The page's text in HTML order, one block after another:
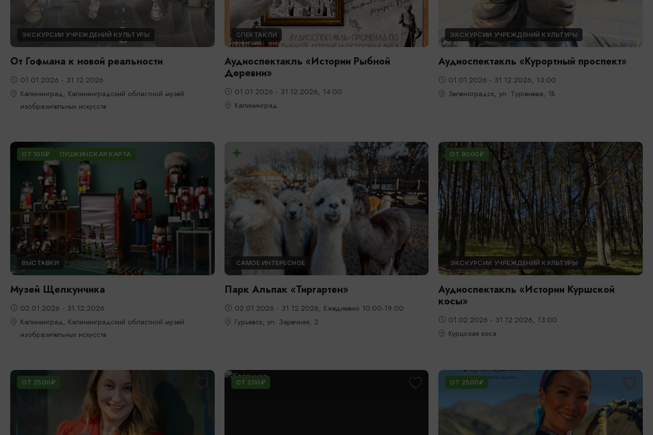
ЭКСКУРСИИ УЧРЕЖДЕНИЙ КУЛЬТУРЫ
От Гофмана к новой реальности
01.01.2026 - 31.12.2026
Калининград, Калининградский областной музей
изобразительных искусств
СПЕКТАКЛИ
Аудиоспектакль «Истории Рыбной
Деревни»
01.01.2026 - 31.12.2026, 14:00
Калининград
ЭКСКУРСИИ УЧРЕЖДЕНИЙ КУЛЬТУРЫ
Аудиоспектакль «Курортный проспект»
01.01.2026 - 31.12.2026, 13:00
Зеленоградск, ул. Тургенева, 1Б
ОТ 100₽ ПУШКИНСКАЯ КАРТА
ВЫСТАВКИ
Музей Щелкунчика
02.01.2026 - 31.12.2026
Калининград, Калининградский областной музей
изобразительных искусств
САМОЕ ИНТЕРЕСНОЕ
Парк Альпак «Тиргартен»
02.01.2026 - 31.12.2026, Ежедневно 10:00-19:00
Гурьевск, ул. Заречная, 2
ОТ 9000₽
ЭКСКУРСИИ УЧРЕЖДЕНИЙ КУЛЬТУРЫ
Аудиоспектакль «Истории Куршской
косы»
01.02.2026 - 31.12.2026, 13:00
Куршская коса
ОТ 2500₽ ОТ 200₽ ОТ 2500₽